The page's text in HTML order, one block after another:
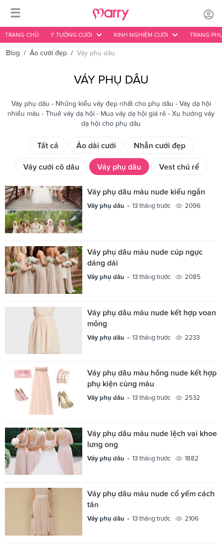
☰
TRANG CHỦ Ý TƯỞNG CƯỚI KINH NGHIỆM CƯỚI TRANG
Blog / Áo cưới đẹp / Váy phụ dâu
VÁY PHỤ DÂU
Váy phụ dâu - Những kiểu váy đẹp nhất cho phụ dâu - Váy dạ hội
nhiều màu - Thuê váy dạ hội - Mua váy dạ hội giá rẻ - Xu hướng váy
dạ hội cho phụ dâu
Tất cả Áo dài cưới Nhẫn cưới đẹp
Váy cưới cô dâu Váy phụ dâu Vest chú rể
Váy phụ dâu màu nude kiểu ngắn
Váy phụ dâu - 13 tháng trước 2096
Váy phụ dâu màu nude cúp ngực
dáng dài
Váy phụ dâu - 13 tháng trước 2085
Váy phụ dâu màu nude kết hợp voan
mỏng
Váy phụ dâu - 13 tháng trước 2233
Váy phụ dâu màu hồng nude kết hợp
phụ kiện cùng màu
Váy phụ dâu - 13 tháng trước 2532
Váy phụ dâu màu nude lệch vai khoe
lưng ong
Váy phụ dâu - 13 tháng trước 1882
Váy phụ dâu màu nude cổ yếm cách
tân
Váy phụ dâu - 13 tháng trước 2106